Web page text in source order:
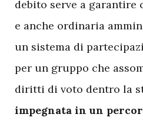
debito serve a
e anche ordinaria
un sistema di
per un gruppo che
diritti di voto dentro la
impegnata in un